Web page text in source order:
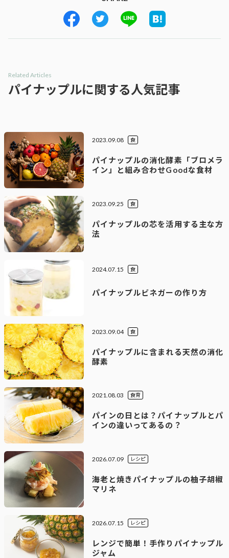
Related Articles
パイナップルに関する人気記事
2023.09.08
パイナップルの消化酵素「ブロメラ
イン」と組み合わせGoodな食材
食
2023.09.25
パイナップルの芯を活用する主な方
法
食
2024.07.15
パイナップルビネガーの作り方
食
2023.09.04
パイナップルに含まれる天然の消化
酵素
食
2021.08.03
パインの日とは？パイナップルとパ
インの違いってあるの？
食育
2026.07.09
海老と焼きパイナップルの柚子胡椒
マリネ
レシピ
2026.07.15
レンジで簡単！手作りパイナップル
ジャム
レシピ